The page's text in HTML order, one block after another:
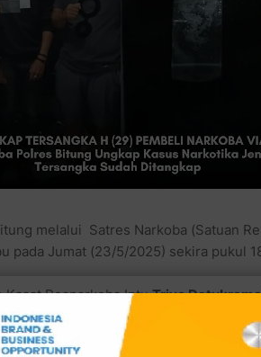
melalui Satres Narkoba (Satuan
pada Jumat (23/5/2025) sekira pukul
Resnarkoba IptuTrivo
penyelidikan dan penangkapan
Nembo Bawah, Kecamatan Matuari,